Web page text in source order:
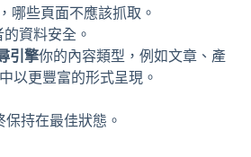
哪些頁面不應該抓取。
資料安全。
引擎你的內容類型，例如文章、產
以更豐富的形式呈現。
持在最佳狀態。